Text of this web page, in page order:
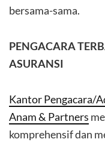
bersama-sama.
PENGACARA
ASURANSI
Kantor Pengacara/
Anam & Partners
komprehensif dan